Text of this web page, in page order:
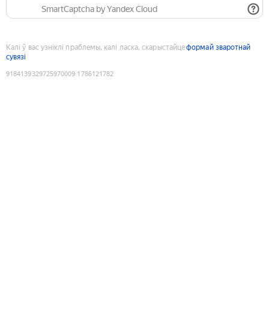
SmartCaptcha by Yandex Cloud
Калі ў вас узніклі праблемы, калі ласка, скарыстайцеформай зваротнай
сувязі
9184139329725970009:1786121782